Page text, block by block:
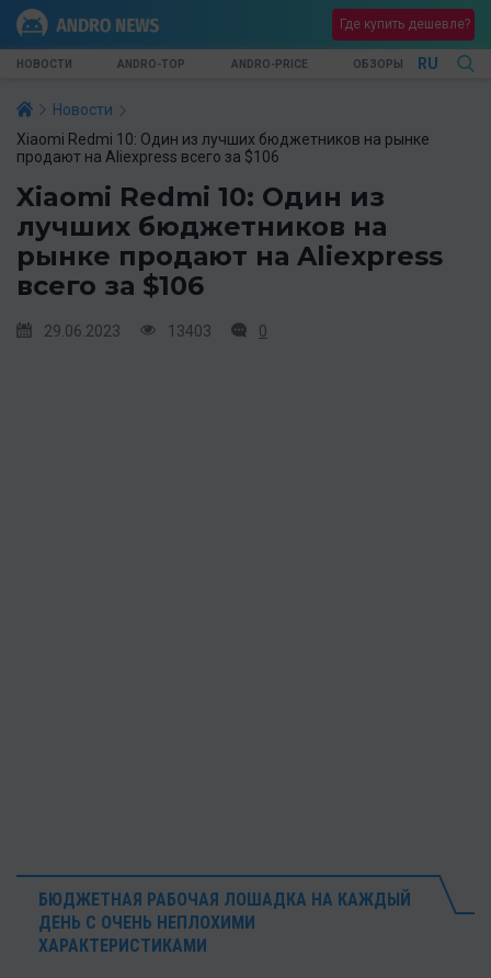
Где купить дешевле?
НОВОСТИ ANDRO-TOP ANDRO-PRICE ОБЗОРЫ RU
Новости
Xiaomi Redmi 10: Один из лучших бюджетников на рынке
продают на Aliexpress всего за $106
Xiaomi Redmi 10: Один из
лучших бюджетников на
рынке продают на Aliexpress
всего за $106
29.06.2023 13403 0
БЮДЖЕТНАЯ РАБОЧАЯ ЛОШАДКА НА КАЖДЫЙ
ДЕНЬ С ОЧЕНЬ НЕПЛОХИМИ
ХАРАКТЕРИСТИКАМИ